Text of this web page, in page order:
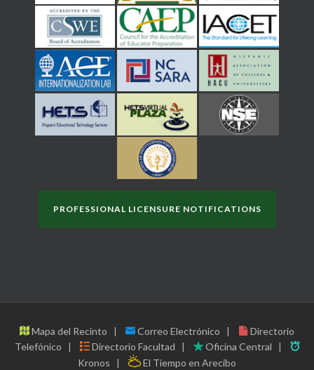
PROFESSIONAL LICENSURE NOTIFICATIONS
Mapa del Recinto Correo Electrónico
Directorio
Telefónico
Directorio Facultad
Oficina Central
Kronos
El Tiempo en Arecibo